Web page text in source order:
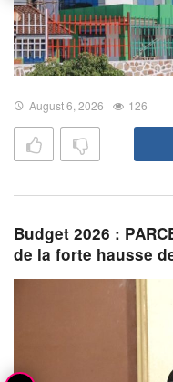
August 6, 2026 126
Budget 2026 :
de la forte hausse